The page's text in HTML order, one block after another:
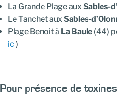
La Grande Plage aux Sables-
Le Tanchet aux Sables-
Plage Benoit à La Baule (44)
ici)
Pour présence de